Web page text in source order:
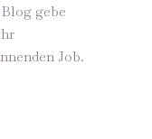
gebe
Job.